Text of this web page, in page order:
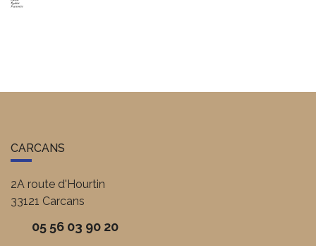
CARCANS
2A route d'Hourtin
33121 Carcans
05 56 03 90 20